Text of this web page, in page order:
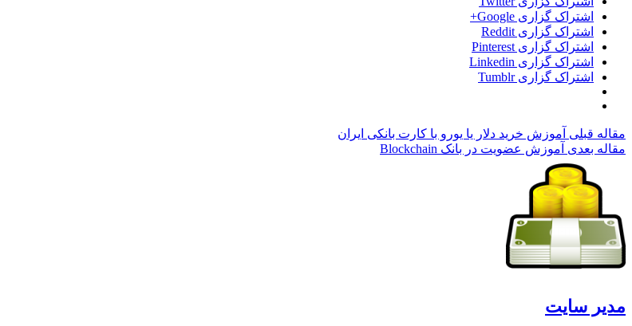
اشتراک گزاری Google+
اشتراک گزاری Reddit
اشتراک گزاری Pinterest
اشتراک گزاری Linkedin
اشتراک گزاری Tumblr
مقاله قبلی آموزش خرید دلار یا یورو با کارت بانکی ایران
مقاله بعدی آموزش عضویت در بانک Blockchain
مدیر سایت